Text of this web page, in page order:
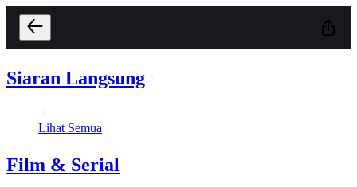
Siaran Langsung
Lihat Semua
Film & Serial